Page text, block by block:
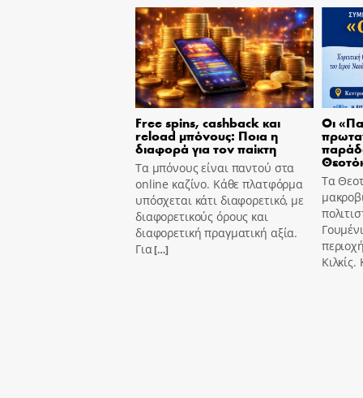
Free spins, cashback και
reload μπόνους: Ποια η
διαφορά για τον παίκτη
Τα μπόνους είναι παντού στα
online καζίνο. Κάθε πλατφόρμα
υπόσχεται κάτι διαφορετικό, με
διαφορετικούς όρους και
διαφορετική πραγματική αξία.
Για[…]
Οι
Τα